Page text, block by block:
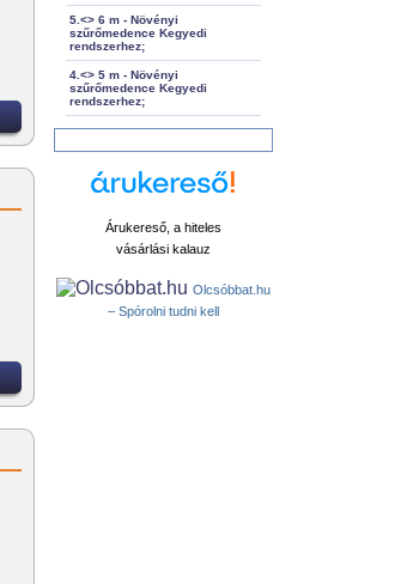
5.<> 6 m - Növényi
szűrőmedence Kegyedi
rendszerhez;
4.<> 5 m - Növényi
szűrőmedence Kegyedi
rendszerhez;
Árukereső, a hiteles
vásárlási kalauz
Olcsóbbat.hu
– Spórolni tudni kell